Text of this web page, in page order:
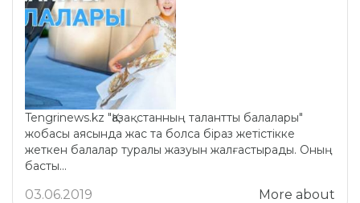
Tengrinews.kz "Қазақстанның талантты балалары"
жобасы аясында жас та болса біраз жетістікке
жеткен балалар туралы жазуын жалғастырады. Оның
басты...
More about
03.06.2019